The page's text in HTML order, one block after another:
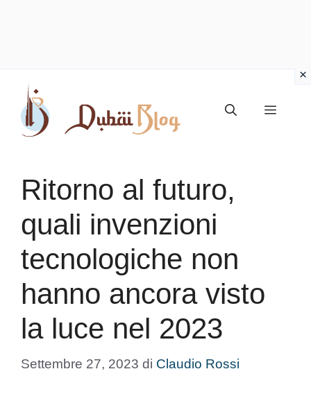
contenuto
Menu
Ritorno al futuro,
quali invenzioni
tecnologiche non
hanno ancora visto
la luce nel 2023
Settembre 27, 2023 di Claudio Rossi